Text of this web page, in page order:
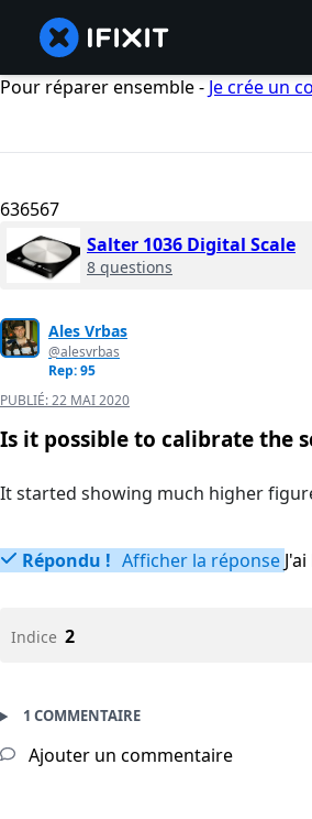
Pour réparer ensemble - Je crée un
636567
Salter 1036 Digital Scale
8 questions
Ales Vrbas
@alesvrbas
Rep: 95
PUBLIÉ:22 MAI 2020
Is it possible to calibrate the
It started showing much higher
Répondu ! Afficher la réponse
Indice 2
1 COMMENTAIRE
Ajouter un commentaire